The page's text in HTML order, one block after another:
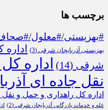
برچسب ها
#بهزیستی/#معلول/
بهزیستی آذربایجان شرقی (3)
شرقی (14)
اداره
نقل جاده ای
اداره کل راهداری و حمل و
غله و خدمات بازرگانی آذربایجان شرقی (2)